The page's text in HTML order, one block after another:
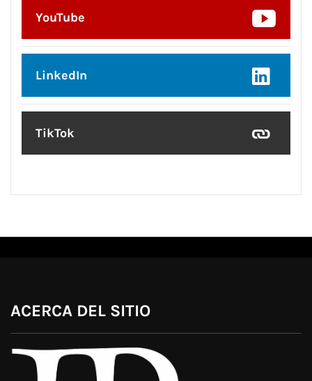
YouTube
LinkedIn
TikTok
ACERCA DEL SITIO